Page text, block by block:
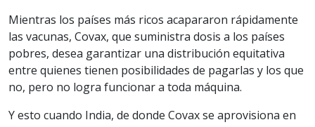
Mientras los países más ricos acapararon rápidamente
las vacunas, Covax, que suministra dosis a los países
pobres, desea garantizar una distribución equitativa
entre quienes tienen posibilidades de pagarlas y los que
no, pero no logra funcionar a toda máquina.
Y esto cuando India, de donde Covax se aprovisiona en